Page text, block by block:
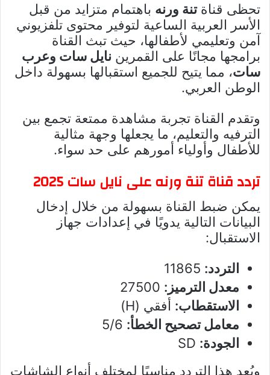
تحظى قناةتنة ورنه باهتمام متزايد من قبل
الأسر العربية الساعية لتوفير محتوى تلفزيوني
آمن وتعليمي لأطفالها، حيث تبث القناة
برامجها مجانًا على القمرين نايل سات وعرب
سات، مما يتيح للجميع استقبالها بسهولة داخل
الوطن العربي.
وتقدم القناة تجربة مشاهدة ممتعة تجمع بين
الترفيه والتعليم، ما يجعلها وجهة مثالية
للأطفال وأولياء أمورهم على حد سواء.
تردد قناة تنة ورنه على نايل سات 2025
يمكن ضبط القناة بسهولة من خلال إدخال
البيانات التالية يدويًا في إعدادات جهاز
الاستقبال:
التردد:
معدل الترميز:
الاستقطاب: أفقي (H)
معامل تصحيح الخطأ:
الجودة:
ويُعد هذا التردد مناسبًا لمختلف أنواع الشاشات